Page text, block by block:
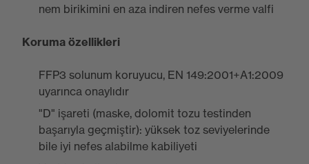
nem birikimini en aza indiren nefes verme valfi
Koruma özellikleri
FFP3 solunum koruyucu, EN 149:2001+A1:2009
uyarınca onaylıdır
"D" işareti (maske, dolomit tozu testinden
başarıyla geçmiştir): yüksek toz seviyelerinde
bile iyi nefes alabilme kabiliyeti